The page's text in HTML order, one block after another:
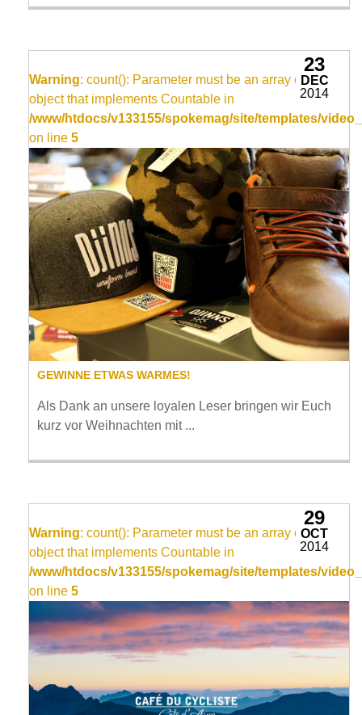
Warning: count(): Parameter must be an array or an
object that implements Countable in
/www/htdocs/v133155/spokemag/site/templates/
on line 5
GEWINNE ETWAS WARMES!
Als Dank an unsere loyalen Leser bringen wir Euch
kurz vor Weihnachten mit ...
23
DEC
2014
Warning: count(): Parameter must be an array or an
object that implements Countable in
/www/htdocs/v133155/spokemag/site/templates/
on line 5
29
OCT
2014